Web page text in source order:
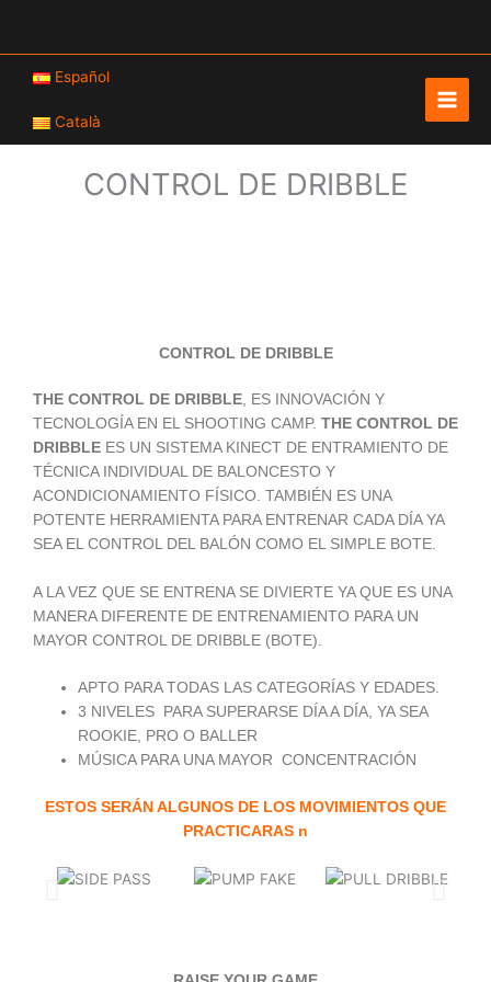
contenido
Español
Català
CONTROL DE DRIBBLE
CONTROL DE DRIBBLE
THE CONTROL DE DRIBBLE , ES INNOVACIÓN Y
TECNOLOGÍA EN EL SHOOTING CAMP. THE CONTROL DE
DRIBBLE ES UN SISTEMA KINECT DE ENTRAMIENTO DE
TÉCNICA INDIVIDUAL DE BALONCESTO Y
ACONDICIONAMIENTO FÍSICO. TAMBIÉN ES UNA
POTENTE HERRAMIENTA PARA ENTRENAR CADA DÍA YA
SEA EL CONTROL DEL BALÓN COMO EL SIMPLE BOTE.
A LA VEZ QUE SE ENTRENA SE DIVIERTE YA QUE ES UNA
MANERA DIFERENTE DE ENTRENAMIENTO PARA UN
MAYOR CONTROL DE DRIBBLE (BOTE).
APTO PARA TODAS LAS CATEGORÍAS Y EDADES.
3 NIVELES PARA SUPERARSE DÍA A DÍA, YA SEA
ROOKIE, PRO O BALLER
MÚSICA PARA UNA MAYOR CONCENTRACIÓN
ESTOS SERÁN ALGUNOS DE LOS MOVIMIENTOS QUE
PRACTICARAS n